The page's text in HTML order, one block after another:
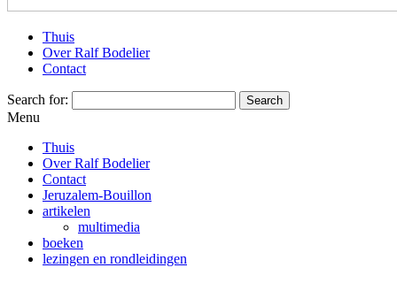
Thuis
Over Ralf Bodelier
Contact
Search for:
Menu
Thuis
Over Ralf Bodelier
Contact
Jeruzalem-Bouillon
artikelen
multimedia
boeken
lezingen en rondleidingen